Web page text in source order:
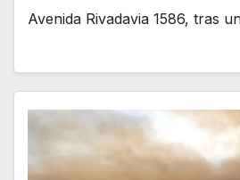
Avenida Rivadavia 1586, tras